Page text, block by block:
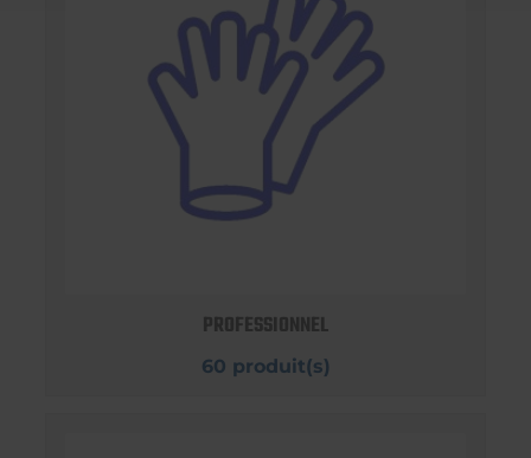
PROFESSIONNEL
60 produit(s)